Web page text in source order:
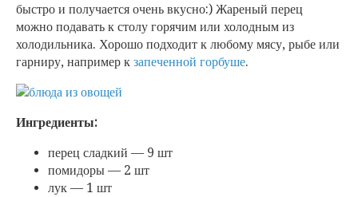
быстро и получается очень вкусно:) Жареный перец
можно подавать к столу горячим или холодным из
холодильника. Хорошо подходит к любому мясу, рыбе или
гарниру, например к запеченной горбуше.
Ингредиенты:
перец сладкий — 9 шт
помидоры — 2 шт
лук — 1 шт